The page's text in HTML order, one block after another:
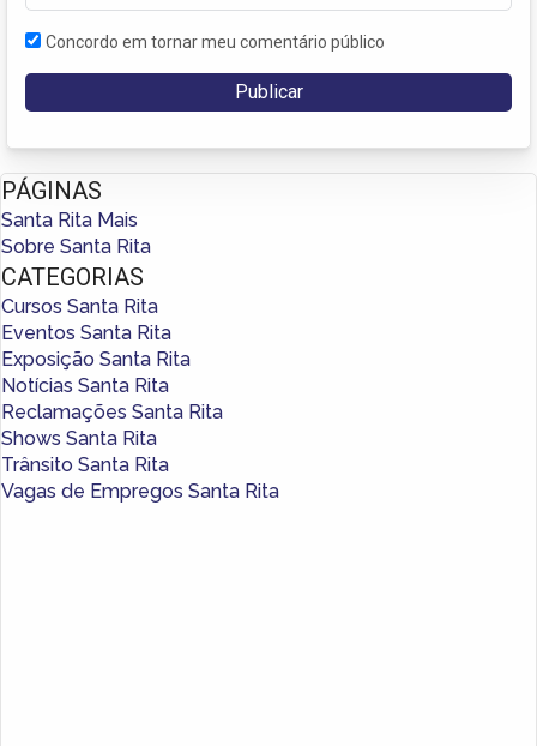
Concordo em tornar meu comentário público
PÁGINAS
Santa Rita Mais
Sobre Santa Rita
CATEGORIAS
Cursos Santa Rita
Eventos Santa Rita
Exposição Santa Rita
Notícias Santa Rita
Reclamações Santa Rita
Shows Santa Rita
Trânsito Santa Rita
Vagas de Empregos Santa Rita